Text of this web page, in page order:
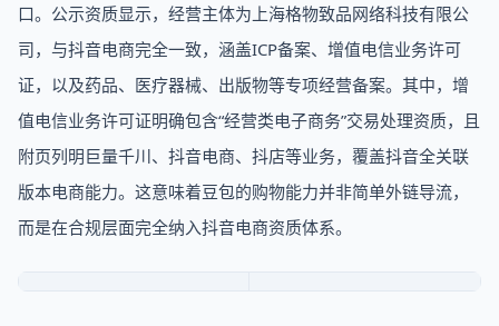
口。公示资质显示，经营主体为上海格物致品网络科技有限公
司，与抖音电商完全一致，涵盖ICP备案、增值电信业务许可
证，以及药品、医疗器械、出版物等专项经营备案。其中，增
值电信业务许可证明确包含“经营类电子商务”交易处理资质，且
附页列明巨量千川、抖音电商、抖店等业务，覆盖抖音全关联
版本电商能力。这意味着豆包的购物能力并非简单外链导流，
而是在合规层面完全纳入抖音电商资质体系。